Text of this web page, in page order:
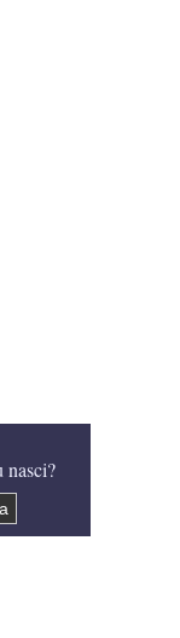
nasci?